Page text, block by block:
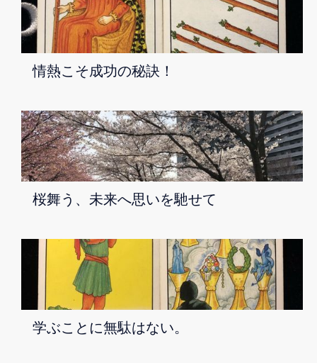
情熱こそ成功の秘訣！
桜舞う、未来へ思いを馳せて
学ぶことに無駄はない。